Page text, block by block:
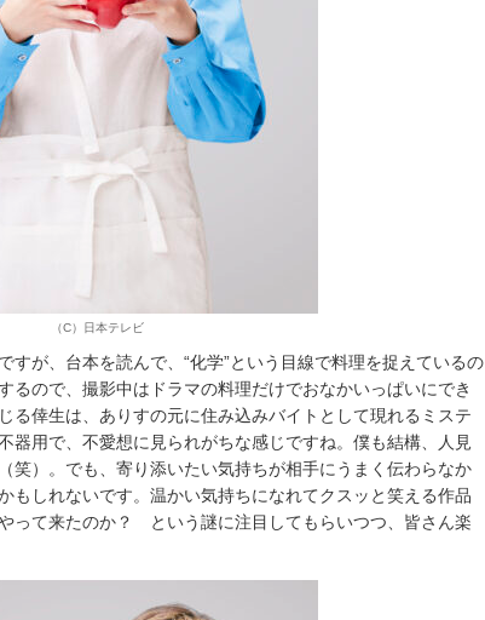
（C）日本テレビ
が、台本を読んで、“化学”という目線で料理を捉えているの
るので、撮影中はドラマの料理だけでおなかいっぱいにでき
倖生は、ありすの元に住み込みバイトとして現れるミステ
器用で、不愛想に見られがちな感じですね。僕も結構、人見
笑）。でも、寄り添いたい気持ちが相手にうまく伝わらなか
もしれないです。温かい気持ちになれてクスッと笑える作品
って来たのか？ という謎に注目してもらいつつ、皆さん楽